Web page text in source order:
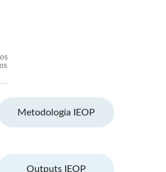
Metodología IEOP
Outputs IEOP